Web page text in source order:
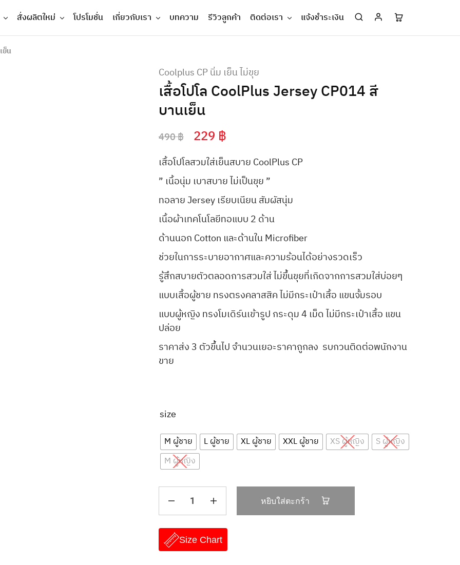
สั่งผลิตใหม่ โปรโมชั่น เกี่ยวกับเรา บทความ รีวิวลูกค้า ติดต่อเรา แจ้งชำระเงิน
ย็น
Coolplus CP นิ่ม เย็น ไม่ขุย
เสื้อโปโล CoolPlus Jersey CP014 สี
บานเย็น
490฿ 229 ฿
เสื้อโปโลสวมใส่เย็นสบาย CoolPlus CP
” เนื้อนุ่ม เบาสบาย ไม่เป็นขุย ”
ทอลาย Jersey เรียบเนียน สัมผัสนุ่ม
เนื้อผ้าเทคโนโลยีทอแบบ 2 ด้าน
ด้านนอก Cotton และด้านใน Microfiber
ช่วยในการระบายอากาศและความร้อนได้อย่างรวดเร็ว
รู้สึกสบายตัวตลอดการสวมใส่ ไม่ขึ้นขุยที่เกิดจากการสวมใส่บ่อยๆ
แบบเสื้อผู้ชาย ทรงตรงคลาสสิค ไม่มีกระเป๋าเสื้อ แขนจั้มรอบ
แบบผู้หญิง ทรงโมเดิร์นเข้ารูป กระดุม 4 เม็ด ไม่มีกระเป๋าเสื้อ แขน
ปล่อย
ราคาส่ง 3 ตัวขึ้นไป จำนวนเยอะราคาถูกลง รบกวนติดต่อพนักงาน
ขาย
size
M ผู้ชาย L ผู้ชาย XL ผู้ชาย XXL ผู้ชาย XS ผู้หญิง
S ผู้หญิง
M ผู้หญิง
หยิบใส่ตะกร้า
Size Chart